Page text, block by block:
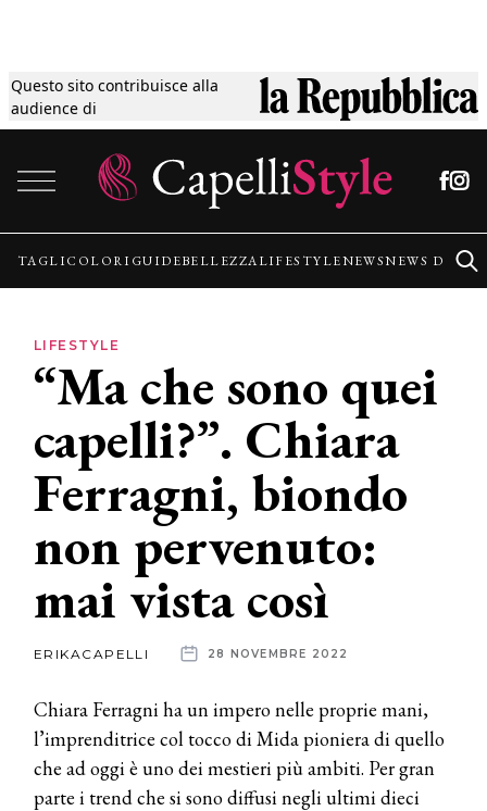
Questo sito contribuisce alla
audience di
Tagli
Colori
Guide
Lifestyle
News
News
aziende
TAGLICOLORI GUIDEBELLEZZALIFESTYLENEWSNEWS
LIFESTYLE
“Ma che sono quei
capelli?”. Chiara
Ferragni, biondo
non pervenuto:
mai vista così
ERIKACAPELLI 28 NOVEMBRE 2022
Chiara Ferragni ha un impero nelle proprie mani,
l’imprenditrice col tocco di Mida pioniera di quello
che ad oggi è uno dei mestieri più ambiti. Per gran
parte i trend che si sono diffusi negli ultimi dieci